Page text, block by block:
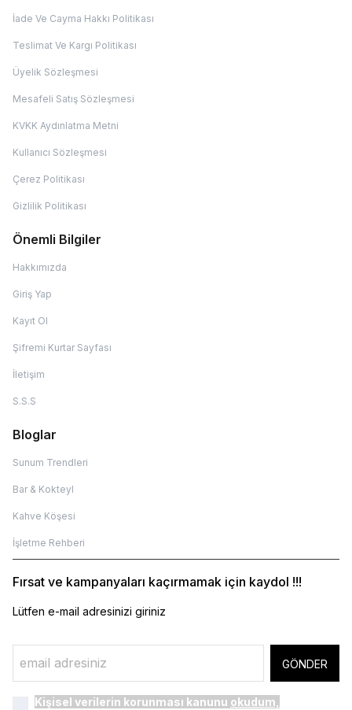
İade Ve Cayma Hakkı Politikası
Teslimat Ve Kargı Politikası
Üyelik Sözleşmesi
Mesafeli Satış Sözleşmesi
KVKK Aydınlatma Metni
Kullanıcı Sözleşmesi
Çerez Politikası
Gizlilik Politikası
Önemli Bilgiler
Hakkımızda
Giriş Yap
Kayıt Ol
Şifremi Kurtar Sayfası
İletişim
S.S.S
Bloglar
Sunum Trendleri
Bar & Kokteyl
Kahve Köşesi
İşletme Rehberi
Fırsat ve kampanyaları kaçırmamak için kaydol !!!
Lütfen e-mail adresinizi giriniz
GÖNDER
Kişisel verilerin korunması kanunu okudum,